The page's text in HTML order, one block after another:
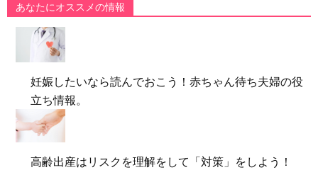
あなたにオススメの情報
妊娠したいなら読んでおこう！赤ちゃん待ち夫婦の役
立ち情報。
高齢出産はリスクを理解をして「対策」をしよう！